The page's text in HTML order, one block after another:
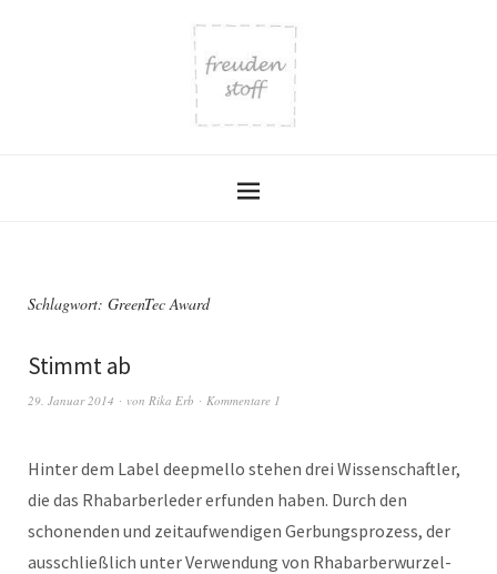
Schlagwort: GreenTec Award
Stimmt ab
29. Januar 2014 von Rika Erb Kommentare 1
Hinter dem Label deepmello stehen drei Wissenschaftler,
die das Rhabarberleder erfunden haben. Durch den
schonenden und zeitaufwendigen Gerbungsprozess, der
ausschließlich unter Verwendung von Rhabarberwurzel-